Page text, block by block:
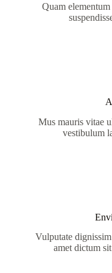
Quam
Mus mauris vitae
vestibulum
Vulputate dignissim
amet dictum